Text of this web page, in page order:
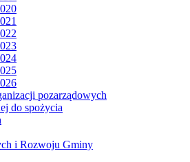
pozarządowych
do spożycia
i Rozwoju Gminy